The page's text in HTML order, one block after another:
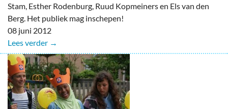
Stam, Esther Rodenburg, Ruud Kopmeiners en Els van den
Berg. Het publiek mag inschepen!
08 juni 2012
Lees verder →